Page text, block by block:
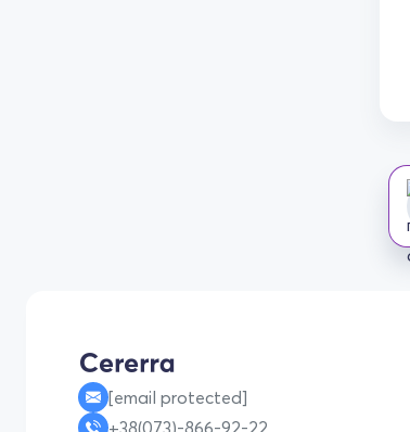
[email protected]
+38(073)-866-92-22